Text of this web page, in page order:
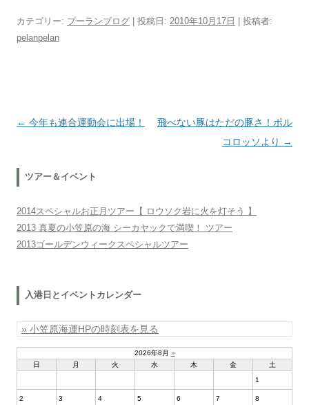
カテゴリー: プーランブログ | 投稿日: 2010年10月17日
投稿者:
pelanpelan
投稿ナビゲーション
← 今年も連合運動会に出場！
飛べない豚はただの豚さ！ポル
コロッソより →
ツアー＆イベント
2014スペシャルお正月ツアー【 ロウソク岩に火を灯そう 】
2013 真夏の小笠原の海 シーカヤックで満喫！ ツアー
2013ゴールデンウィークスペシャルツアー
入港日とイベントカレンダー
» 小笠原海運HPの時刻表を見る
2026年8月 »
日
月 火 水 木 金
土
1
2 3 4 5 6 7 8